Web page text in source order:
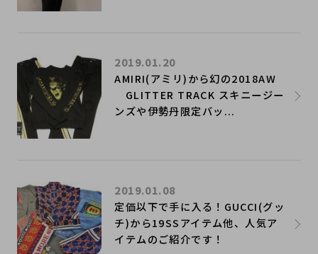
AMIRI(アミリ)から幻の2018AW
GLITTER TRACK スキニージー
ンズや伊勢丹限定バッ...
2019.01.20
定価以下で手に入る！GUCCI(グッ
チ)から19SSアイテム他、人気ア
イテムのご紹介です！
2019.01.08